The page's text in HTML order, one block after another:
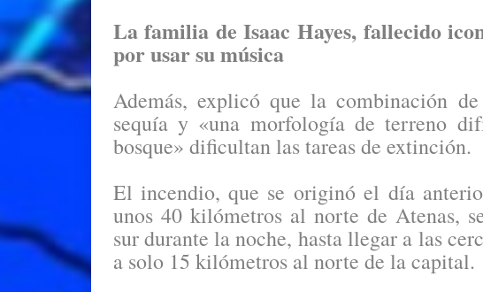
La familia de Isaac Hayes, fallecido
por usar su música
Además, explicó que la combinación
sequía y «una morfología de terreno
bosque» dificultan las tareas de extinción.
El incendio, que se originó el día
unos 40 kilómetros al norte de Atenas,
sur durante la noche, hasta llegar a las
a solo 15 kilómetros al norte de la capital.